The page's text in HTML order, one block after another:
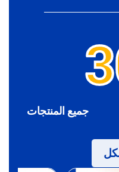
جميع المنتجات